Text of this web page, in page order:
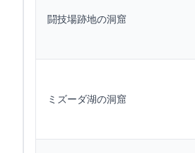
闘技場跡地の洞窟
ミズーダ湖の洞窟